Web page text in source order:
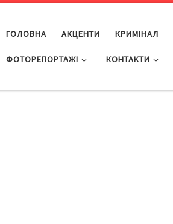
ГОЛОВНА АКЦЕНТИ КРИМІНАЛ
ФОТОРЕПОРТАЖІ КОНТАКТИ